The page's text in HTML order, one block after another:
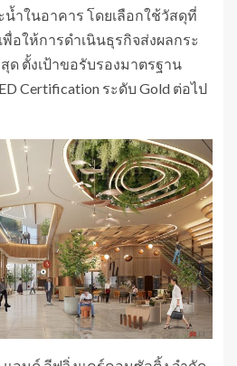
น้ำในอาคาร โดยเลือกใช้วัสดุที่
อให้การดำเนินธุรกิจส่งผลกระ
ตั้งเป้าขอรับรองมาตรฐาน
Certification ระดับ Gold ต่อไป